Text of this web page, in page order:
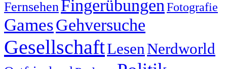
FernsehenFingerübungen Fotografie
GamesGehversuche
GesellschaftLesenNerdworld